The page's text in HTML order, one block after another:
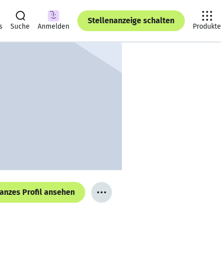
Suche Anmelden
Stellenanzeige schalten
Produkte
Profil ansehen